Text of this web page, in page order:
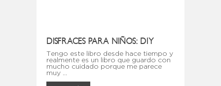
DISFRACES PARA NIÑOS: DIY
Tengo este libro desde hace tiempo y
realmente es un libro que guardo con
mucho cuidado porque me parece
muy ...